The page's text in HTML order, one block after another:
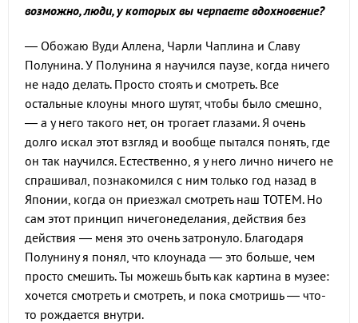
возможно, люди, у которых вы черпаете вдохновение?
— Обожаю Вуди Аллена, Чарли Чаплина и Славу
Полунина. У Полунина я научился паузе, когда ничего
не надо делать. Просто стоять и смотреть. Все
остальные клоуны много шутят, чтобы было смешно,
— а у него такого нет, он трогает глазами. Я очень
долго искал этот взгляд и вообще пытался понять, где
он так научился. Естественно, я у него лично ничего не
спрашивал, познакомился с ним только год назад в
Японии, когда он приезжал смотреть наш ТОТЕМ. Но
сам этот принцип ничегонеделания, действия без
действия — меня это очень затронуло. Благодаря
Полунину я понял, что клоунада — это больше, чем
просто смешить. Ты можешь быть как картина в музее:
хочется смотреть и смотреть, и пока смотришь — что-
то рождается внутри.